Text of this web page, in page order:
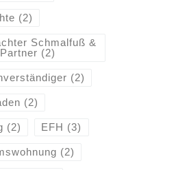
(2)
Schmalfuß &
Partner (2)
(2)
(2)
(2) EFH (3)
(2)